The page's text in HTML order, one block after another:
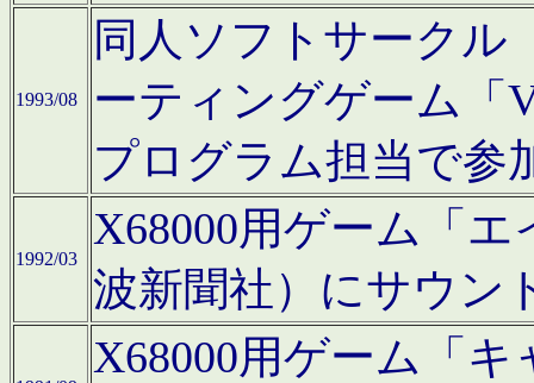
1993/08
同人ソフトサークル
ーティングゲーム「
プログラム担当で参
1992/03
X68000用ゲーム「
波新聞社）にサウン
X68000用ゲーム「